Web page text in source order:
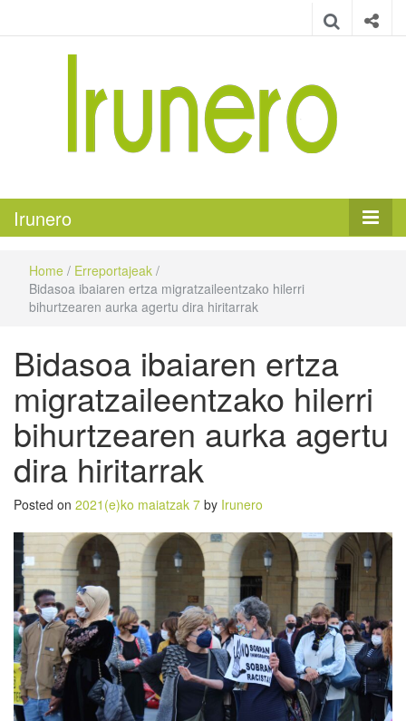
Irunero
Home / Erreportajeak /
Bidasoa ibaiaren ertza migratzaileentzako hilerri
bihurtzearen aurka agertu dira hiritarrak
Bidasoa ibaiaren ertza
migratzaileentzako hilerri
bihurtzearen aurka agertu
dira hiritarrak
Posted on 2021(e)ko maiatzak 7 by Irunero